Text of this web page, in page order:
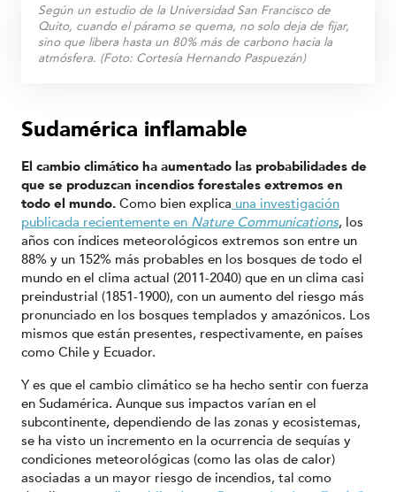
Según un estudio de la Universidad San Francisco de
Quito, cuando el páramo se quema, no solo deja de fijar,
sino que libera hasta un 80% más de carbono hacia la
atmósfera. (Foto: Cortesía Hernando Paspuezán)
Sudamérica inflamable
El cambio climático ha aumentado las probabilidades de
que se produzcan incendios forestales extremos en
todo el mundo. Como bien explica una investigación
publicada recientemente en Nature Communications, los
años con índices meteorológicos extremos son entre un
88% y un 152% más probables en los bosques de todo el
mundo en el clima actual (2011-2040) que en un clima casi
preindustrial (1851-1900), con un aumento del riesgo más
pronunciado en los bosques templados y amazónicos. Los
mismos que están presentes, respectivamente, en países
como Chile y Ecuador.
Y es que el cambio climático se ha hecho sentir con fuerza
en Sudamérica. Aunque sus impactos varían en el
subcontinente, dependiendo de las zonas y ecosistemas,
se ha visto un incremento en la ocurrencia de sequías y
condiciones meteorológicas (como las olas de calor)
asociadas a un mayor riesgo de incendios, tal como